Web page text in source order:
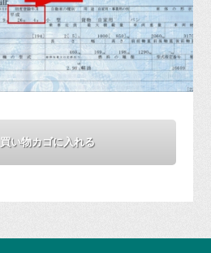
買い物カゴに入れる